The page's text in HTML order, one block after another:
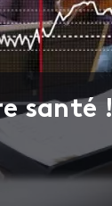
santé !